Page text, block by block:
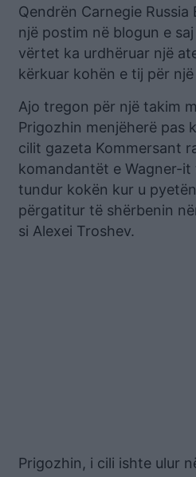
Qendrën Carnegie Russia
një postim në blogun e
vërtet ka urdhëruar një
kërkuar kohën e tij për një
Ajo tregon për një takim
Prigozhin menjëherë pas
cilit gazeta Kommersant
komandantët e Wagner-it
tundur kokën kur u
përgatitur të shërbenin
si Alexei Troshev.
Prigozhin, i cili ishte ulur